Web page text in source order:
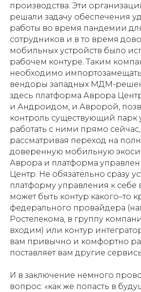
производства. Эти
решали задачу обеспечения
работы во время пандемии
сотрудников и в то время
мобильных устройств было
рабочем контуре. Таким
необходимо
вендоры западных МДМ-
здесь платформа Аврора
и Андроидом, и Авророй,
контроль существующий парк
работать с ними прямо
рассматривая переход на
доверенную мобильную
Аврора и платформа
Центр. Не обязательно сразу
платформу управления к себе
может быть контур какого–то
федерального провайдера
Ростелекома, в группу
входим) или контур
вам привычно и комфортно
поставляет вам другие
И в заключение немного
вопрос: «как же попасть в